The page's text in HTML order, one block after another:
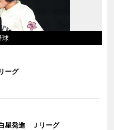
球
ーグ
星発進 Ｊリーグ